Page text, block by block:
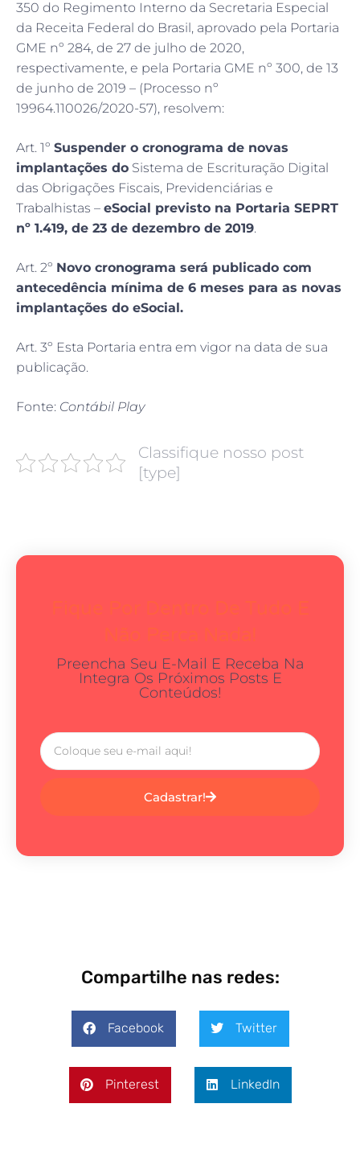
350 do Regimento Interno da Secretaria Especial
da Receita Federal do Brasil, aprovado pela Portaria
GME nº 284, de 27 de julho de 2020,
respectivamente, e pela Portaria GME nº 300, de 13
de junho de 2019 – (Processo nº
19964.110026/2020-57), resolvem:
Art. 1º Suspender o cronograma de novas
implantações do Sistema de Escrituração Digital
das Obrigações Fiscais, Previdenciárias e
Trabalhistas – eSocial previsto na Portaria SEPRT
nº 1.419, de 23 de dezembro de 2019.
Art. 2º Novo cronograma será publicado com
antecedência mínima de 6 meses para as novas
implantações do eSocial.
Art. 3º Esta Portaria entra em vigor na data de sua
publicação.
Fonte: Contábil Play
Classifique nosso post
[type]
Preencha Seu E-Mail E Receba Na
Integra Os Próximos Posts E
Conteúdos!
Cadastrar!
Compartilhe nas redes:
Facebook Twitter
Pinterest LinkedIn